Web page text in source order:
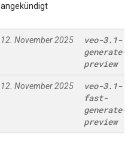
angekündigt
12. November 2025 veo-3. 1-
generate-
preview
12. November 2025 veo-3. 1-
fast-
generate-
preview